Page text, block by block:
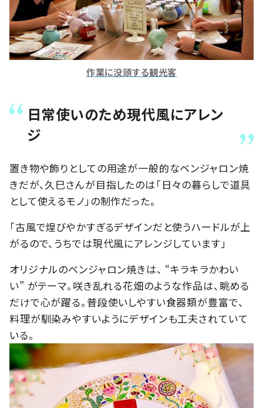
作業に没頭する観光客
日常使いのため現代風にアレン
ジ
置き物や飾りとしての用途が一般的なベンジャロン焼
きだが、久巳さんが目指したのは「日々の暮らしで道具
として使えるモノ」の制作だった。
「古風で煌びやかすぎるデザインだと使うハードルが上
がるので、うちでは現代風にアレンジしています」
オリジナルのベンジャロン焼きは、 “キラキラかわい
い” がテーマ。咲き乱れる花畑のような作品は、眺める
だけで心が躍る。普段使いしやすい食器類が豊富で、
料理が馴染みやすいようにデザインも工夫されていて
いる。